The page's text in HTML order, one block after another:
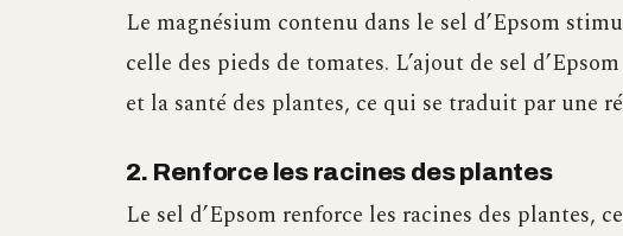
Le magnésium contenu dans le sel d’Epsom
celle des pieds de tomates. L’ajout de sel
et la santé des plantes, ce qui se traduit par une
2. Renforce les racines des plantes
Le sel d’Epsom renforce les racines des plantes,